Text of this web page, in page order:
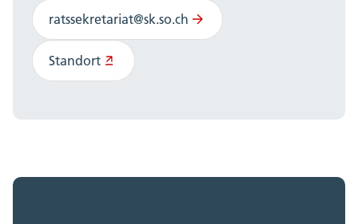
ratssekretariat@sk.so.ch
Standort